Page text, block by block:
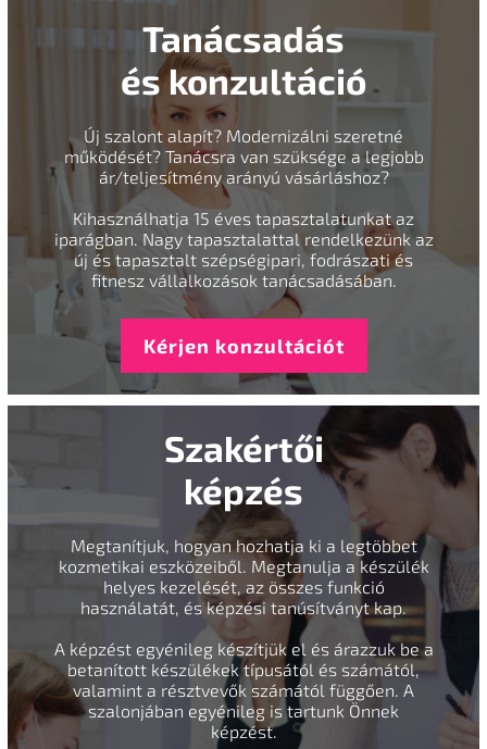
Tanácsadás
és konzultáció
Új szalont alapít? Modernizálni szeretné
működését? Tanácsra van szüksége a legjobb
ár/teljesítmény arányú vásárláshoz?
Kihasználhatja 15 éves tapasztalatunkat az
iparágban. Nagy tapasztalattal rendelkezünk az
új és tapasztalt szépségipari, fodrászati és
fitnesz vállalkozások tanácsadásában.
Kérjen konzultációt
Szakértői
képzés
Megtanítjuk, hogyan hozhatja ki a legtöbbet
kozmetikai eszközeiből. Megtanulja a készülék
helyes kezelését, az összes funkció
használatát, és képzési tanúsítványt kap.
A képzést egyénileg készítjük el és árazzuk be a
betanított készülékek típusától és számától,
valamint a résztvevők számától függően. A
szalonjában egyénileg is tartunk Önnek
képzést.